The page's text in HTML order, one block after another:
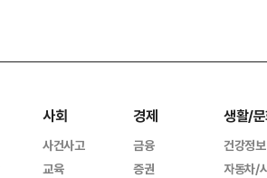
사회
사건사고
교육
경제
금융
증권
생활/
건강정보
자동차/